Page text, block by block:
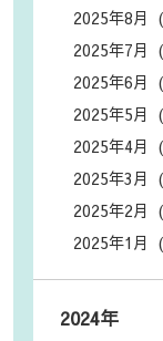
2025年8月
2025年7月
2025年6月
2025年5月
2025年4月
2025年3月
2025年2月
2025年1月
2024年